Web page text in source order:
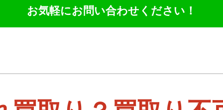
お気軽にお問い合わせください！